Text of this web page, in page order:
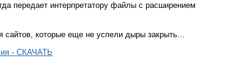
передает интерпретатору файлы с расширением
сайтов, которые еще не успели дыры закрыть...
- СКАЧАТЬ